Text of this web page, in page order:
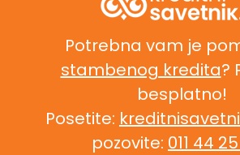
Potrebna vam je
stambenog kredita?
besplatno!
Posetite:
pozovite: 011 44